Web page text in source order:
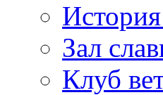
Зал
Клуб